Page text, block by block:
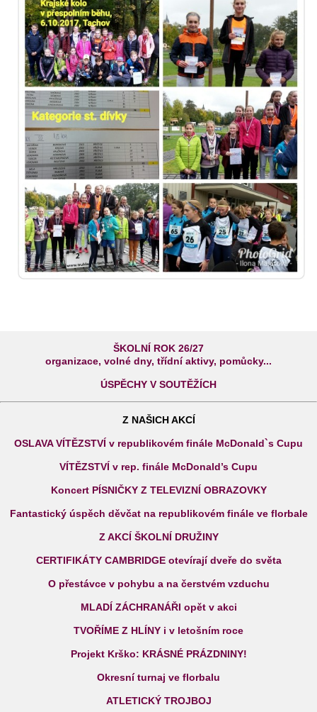
ŠKOLNÍ ROK 26/27
organizace, volné dny, třídní aktivy, pomůcky...
ÚSPĚCHY V SOUTĚŽÍCH
Z NAŠICH AKCÍ
OSLAVA VÍTĚZSTVÍ v republikovém finále McDonald`s Cupu
VÍTĚZSTVÍ v rep. finále McDonald’s Cupu
Koncert PÍSNIČKY Z TELEVIZNÍ OBRAZOVKY
Fantastický úspěch děvčat na republikovém finále ve florbale
Z AKCÍ ŠKOLNÍ DRUŽINY
CERTIFIKÁTY CAMBRIDGE otevírají dveře do světa
O přestávce v pohybu a na čerstvém vzduchu
MLADÍ ZÁCHRANÁŘI opět v akci
TVOŘÍME Z HLÍNY i v letošním roce
Projekt Krško: KRÁSNÉ PRÁZDNINY!
Okresní turnaj ve florbalu
ATLETICKÝ TROJBOJ